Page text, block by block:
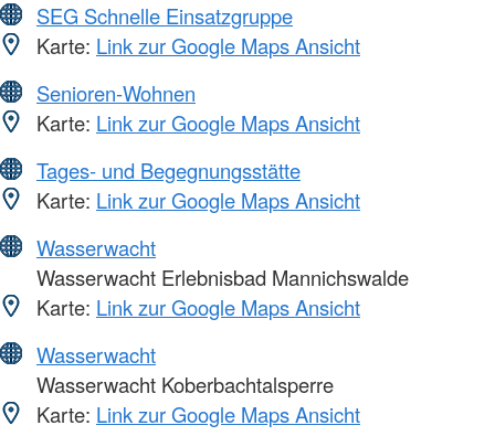
SEG Schnelle Einsatzgruppe
Karte: Link zur Google Maps Ansicht
Senioren-Wohnen
Karte: Link zur Google Maps Ansicht
Tages- und Begegnungsstätte
Karte: Link zur Google Maps Ansicht
Wasserwacht
Wasserwacht Erlebnisbad Mannichswalde
Karte: Link zur Google Maps Ansicht
Wasserwacht
Wasserwacht Koberbachtalsperre
Karte: Link zur Google Maps Ansicht